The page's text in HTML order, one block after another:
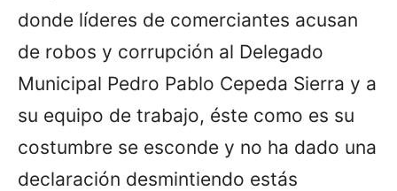
donde líderes de comerciantes acusan
de robos y corrupción al Delegado
Municipal Pedro Pablo Cepeda Sierra y a
su equipo de trabajo, éste como es su
costumbre se esconde y no ha dado una
declaración desmintiendo estás